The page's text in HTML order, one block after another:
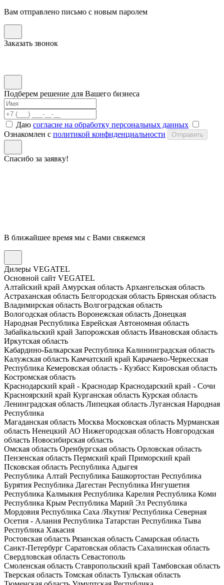
Вам отправлено письмо с новым паролем
Заказать звонок
Подберем решение для Вашего бизнеса
Даю согласие на обработку персональных данных
Ознакомлен с политикой конфиденциальности Отправить
Спасибо за заявку!
В ближайшее время мы с Вами свяжемся
Дилеры VEGATEL
Основной сайт VEGATEL
Алтайский край Амурская область Архангельская область
Астраханская область Белгородская область Брянская область
Владимирская область Волгоградская область
Вологодская область Воронежская область Донецкая
Народная Республика Еврейская Автономная область
Забайкальский край Запорожская область Ивановская область
Иркутская область
Кабардино-Балкарская Республика Калининградская область
Калужская область Камчатский край Карачаево-Черкесская
Республика Кемеровская область - Кузбасс Кировская область
Костромская область
Краснодарский край - Краснодар Краснодарский край - Сочи
Красноярский край Курганская область Курская область
Ленинградская область Липецкая область Луганская Народная
Республика
Магаданская область Москва Московская область Мурманская
область Ненецкий АО Нижегородская область Новгородская
область Новосибирская область
Омская область Оренбургская область Орловская область
Пензенская область Пермский край Приморский край
Псковская область Республика Адыгея
Республика Алтай Республика Башкортостан Республика
Бурятия Республика Дагестан Республика Ингушетия
Республика Калмыкия Республика Карелия Республика Коми
Республика Крым Республика Марий Эл Республика
Мордовия Республика Саха /Якутия/Республика Северная
Осетия - Алания Республика Татарстан Республика Тыва
Республика Хакасия
Ростовская область Рязанская область Самарская область
Санкт-Петербург Саратовская область Сахалинская область
Свердловская область Севастополь
Смоленская область Ставропольский край Тамбовская область
Тверская область Томская область Тульская область